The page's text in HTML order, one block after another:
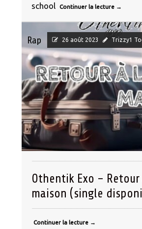
school
Continuer la lecture →
Rap 26 août 2023 Trizzy1
Othentik Exo –
maison (single
Continuer la lecture →